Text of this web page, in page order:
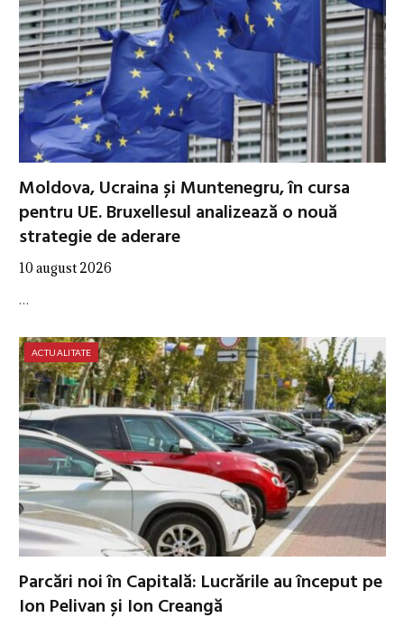
Moldova, Ucraina și Muntenegru, în cursa
pentru UE. Bruxellesul analizează o nouă
strategie de aderare
10 august 2026
…
ACTUALITATE
Parcări noi în Capitală: Lucrările au început pe
Ion Pelivan și Ion Creangă